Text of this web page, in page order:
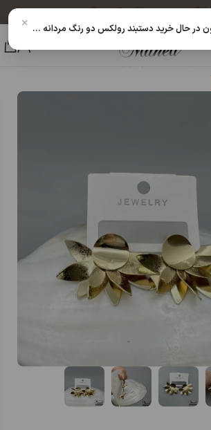
پیگیری خریددریافت کد رهگیری پستی
رنگ ثابت گوشواره
یک نفر هم‌اکنون در حال خرید دستبند رولکس دو رنگ مردانه رنگ ثابت|14040538 است ×